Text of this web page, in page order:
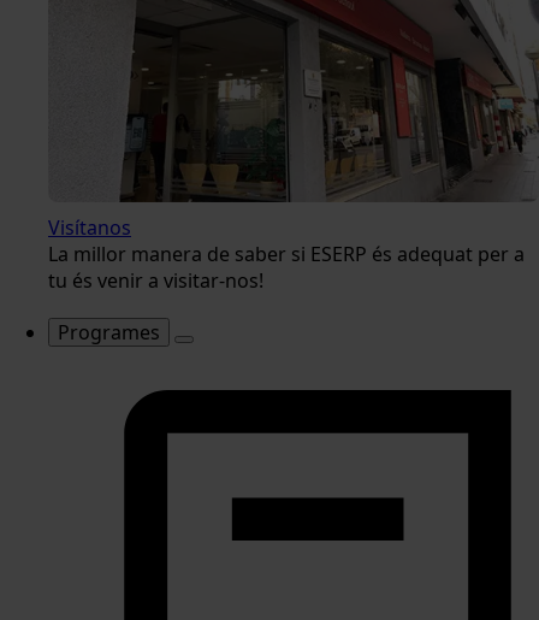
Visítanos
La millor manera de saber si ESERP és adequat per a
tu és venir a visitar-nos!
Programes